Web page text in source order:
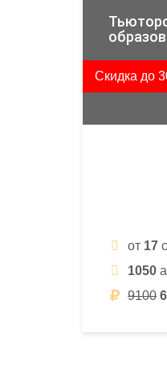
иСкидка до
от 17
1050
9100